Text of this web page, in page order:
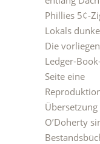
Phillies 5¢-
Lokals
Die
Ledger-
Seite eine
O’Doherty